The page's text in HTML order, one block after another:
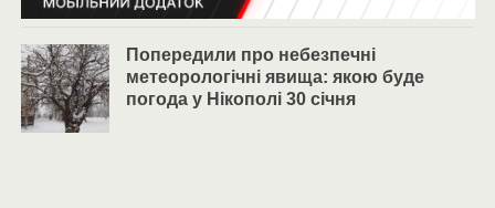
Попередили про небезпечні
метеорологічні явища: якою буде
погода у Нікополі 30 січня